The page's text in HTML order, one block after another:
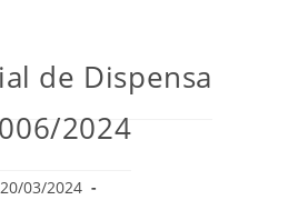
de Dispensa
2024
20/03/2024